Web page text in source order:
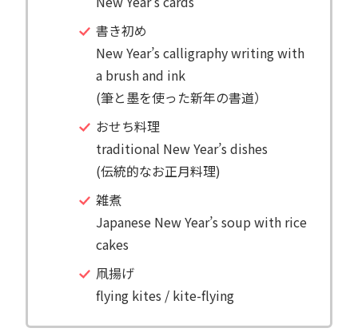
書き初め
New Year’s calligraphy writing with
a brush and ink
(筆と墨を使った新年の書道）
おせち料理
traditional New Year’s dishes
(伝統的なお正月料理)
雑煮
Japanese New Year’s soup with rice
cakes
凧揚げ
flying kites / kite-flying